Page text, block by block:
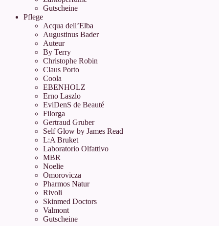
Gutscheine
Pflege
Acqua dell’Elba
Augustinus Bader
Auteur
By Terry
Christophe Robin
Claus Porto
Coola
EBENHOLZ
Erno Laszlo
EviDenS de Beauté
Filorga
Gertraud Gruber
Self Glow by James Read
L:A Bruket
Laboratorio Olfattivo
MBR
Noelie
Omorovicza
Pharmos Natur
Rivoli
Skinmed Doctors
Valmont
Gutscheine